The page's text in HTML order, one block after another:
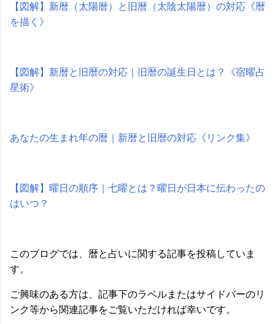
【図解】新暦（太陽暦）と旧暦（太陰太陽暦）の対応《暦
を描く》
【図解】新暦と旧暦の対応｜旧暦の誕生日とは？《宿曜占
星術》
あなたの生まれ年の暦｜新暦と旧暦の対応《リンク集》
【図解】曜日の順序｜七曜とは？曜日が日本に伝わったの
はいつ？
このブログでは、暦と占いに関する記事を投稿していま
す。
ご興味のある方は、記事下のラベルまたはサイドバーのリ
ンク等から関連記事をご覧いただければ幸いです。